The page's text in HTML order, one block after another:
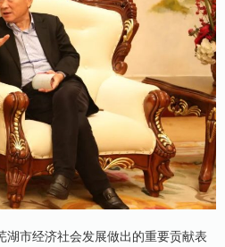
市经济社会发展做出的重要贡献表